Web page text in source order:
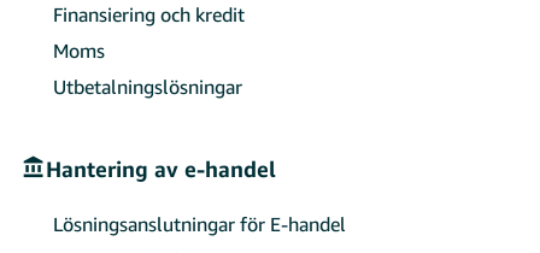
Finansiering och kredit
Moms
Utbetalningslösningar
Hantering av e-handel
Lösningsanslutningar för E-handel